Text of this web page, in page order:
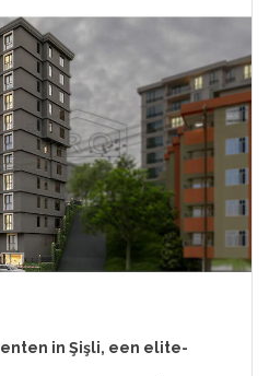
in Şişli, een elite-